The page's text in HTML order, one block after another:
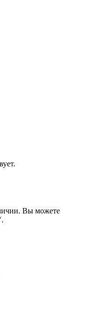
Вы можете